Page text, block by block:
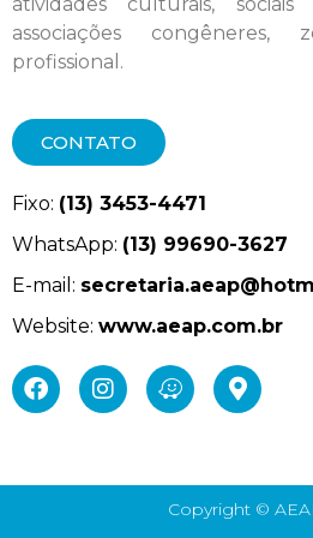
atividades culturais,
associações
profissional.
CONTATO
Fixo: (13) 3453-4471
WhatsApp: (13) 99690-3627
E-mail:
Website: www.aeap.com.br
Copyright ©